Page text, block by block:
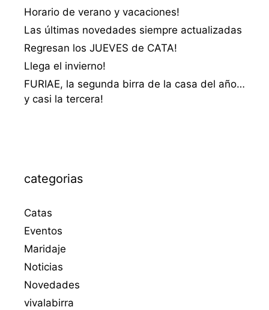
Horario de verano y vacaciones!
Las últimas novedades siempre actualizadas
Regresan los JUEVES de CATA!
Llega el invierno!
FURIAE, la segunda birra de la casa del año…
y casi la tercera!
categorias
Catas
Eventos
Maridaje
Noticias
Novedades
vivalabirra